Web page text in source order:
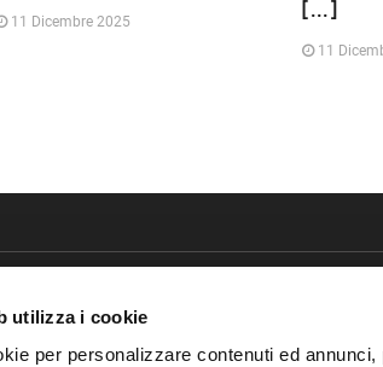
utilizza i cookie
per personalizzare contenuti ed
11 Dicembre 2025
[...]
11